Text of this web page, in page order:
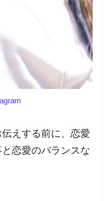
えする前に、恋愛
恋愛のバランスな